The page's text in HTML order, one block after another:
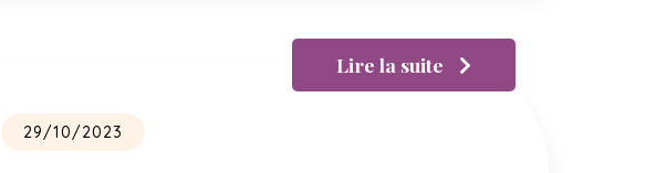
29/10/2023
Lire la suite